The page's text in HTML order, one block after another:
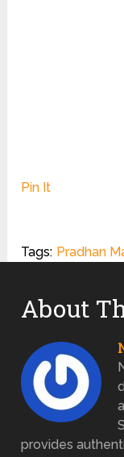
Pin It
Tags: Pradhan
About
provides